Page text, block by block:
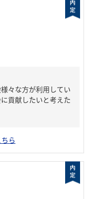
々な方が利用してい
貢献したいと考えた
ら